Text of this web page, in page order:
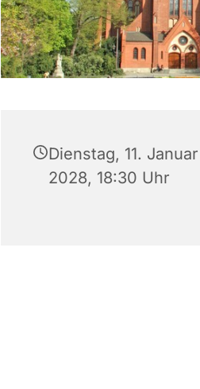
Dienstag, 11. Januar
2028, 18:30 Uhr